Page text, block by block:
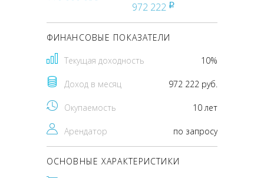
972 222 pуб
ФИНАНСОВЫЕ ПОКАЗАТЕЛИ
Текущая доходность 10%
Доход в месяц 972 222 руб.
Окупаемость 10 лет
Арендатор по запросу
ОСНОВНЫЕ ХАРАКТЕРИСТИКИ